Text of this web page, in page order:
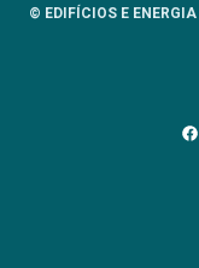
© EDIFÍCIOS E ENERGIA